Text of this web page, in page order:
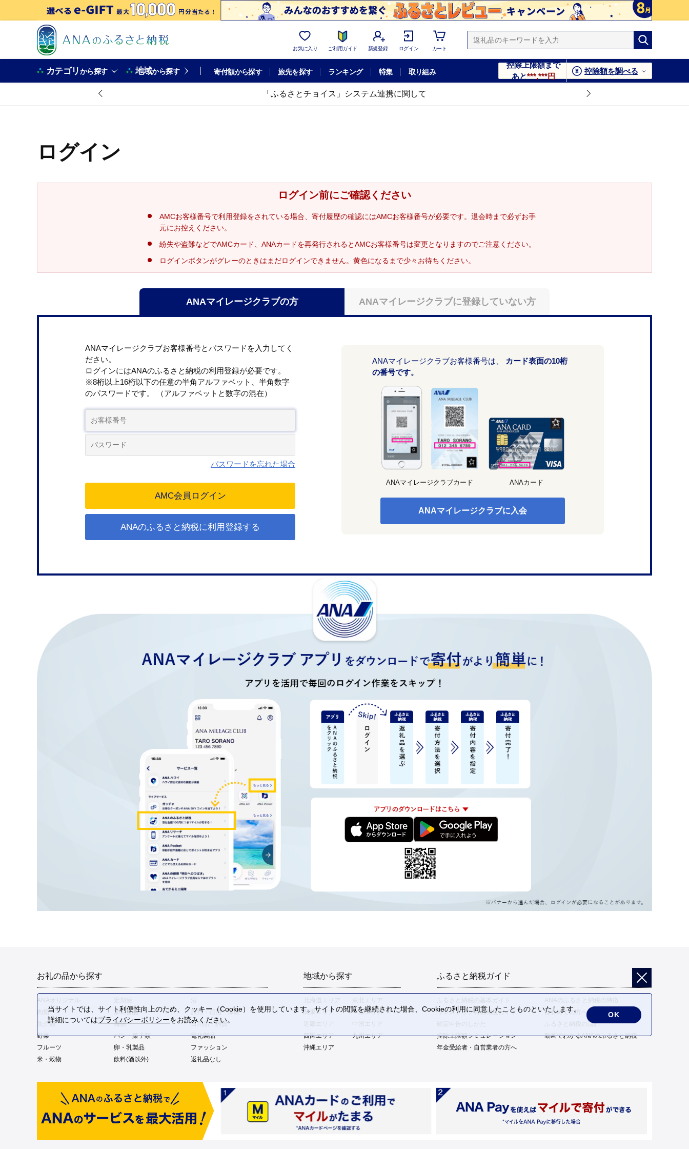
お気に入り ご利用ガイド 新規登録 ログイン カート
カテゴリから探す 地域から探す 寄付額から探す 旅先を探す ランキング 特集 取り組み
控除上限額まで
あと***,***円
控除額を調べる
「ふるさとチョイス」システム連携に関して
ログイン
ログイン前にご確認ください
AMCお客様番号で利用登録をされている場合、寄付履歴の確認にはAMCお客様番号が必要です。退会時まで必ずお手
元にお控えください。
紛失や盗難などでAMCカード、ANAカードを再発行されるとAMCお客様番号は変更となりますのでご注意ください。
ログインボタンがグレーのときはまだログインできません。黄色になるまで少々お待ちください。
ANAマイレージクラブの方 ANAマイレージクラブに登録していない方
ANAマイレージクラブお客様番号とパスワードを入力してく
ださい。
ログインにはANAのふるさと納税の利用登録が必要です。
※8桁以上16桁以下の任意の半角アルファベット、半角数字
のパスワードです。 （アルファベットと数字の混在）
パスワードを忘れた場合
ANAのふるさと納税に利用登録する
ANAマイレージクラブお客様番号は、
カード表面の10桁
の番号です。
ANAマイレージクラブカード ANAカード
ANAマイレージクラブに入会
お礼の品から探す
肉類
加工食品
旅行・宿泊・体験
魚介類
麺類
日用品・雑貨
野菜
パン・菓子類
電化製品
フルーツ
卵・乳製品
ファッション
米・穀物
飲料(酒以外) 返礼品なし
地域から探す
関東エリア
中部エリア
四国エリア
九州エリア
沖縄エリア
ふるさと納税ガイド
ふるさと納税の基本ガイド
ANAのふるさと納税の特徴
ワンストップ特例制度ガイド
はじめての方へ
ふるさと納税の流れ
控除上限額シミュレーション
動画でわかるANAのふるさと納税
年金受給者・自営業者の方へ
当サイトでは、サイト利便性向上のため、クッキー（Cookie）を使用しています。サイトの閲覧を継続された場合、Cookieの利用に同意したことものといたします。
詳細についてはプライバシーポリシーをお読みください。
OK